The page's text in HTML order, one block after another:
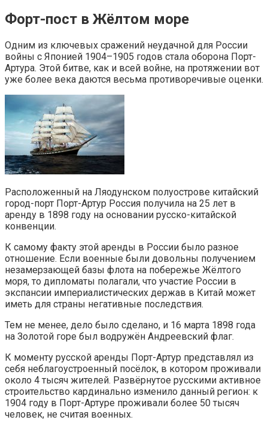
Форт-пост в Жёлтом море
Одним из ключевых сражений неудачной для России
войны с Японией 1904–1905 годов стала оборона Порт-
Артура. Этой битве, как и всей войне, на протяжении вот
уже более века даются весьма противоречивые оценки.
Расположенный на Ляодунском полуострове китайский
город-порт Порт-Артур Россия получила на 25 лет в
аренду в 1898 году на основании русско-китайской
конвенции.
К самому факту этой аренды в России было разное
отношение. Если военные были довольны получением
незамерзающей базы флота на побережье Жёлтого
моря, то дипломаты полагали, что участие России в
экспансии империалистических держав в Китай может
иметь для страны негативные последствия.
Тем не менее, дело было сделано, и 16 марта 1898 года
на Золотой горе был водружён Андреевский флаг.
К моменту русской аренды Порт-Артур представлял из
себя неблагоустроенный посёлок, в котором проживали
около 4 тысяч жителей. Развёрнутое русскими активное
строительство кардинально изменило данный регион: к
1904 году в Порт-Артуре проживали более 50 тысяч
человек, не считая военных.